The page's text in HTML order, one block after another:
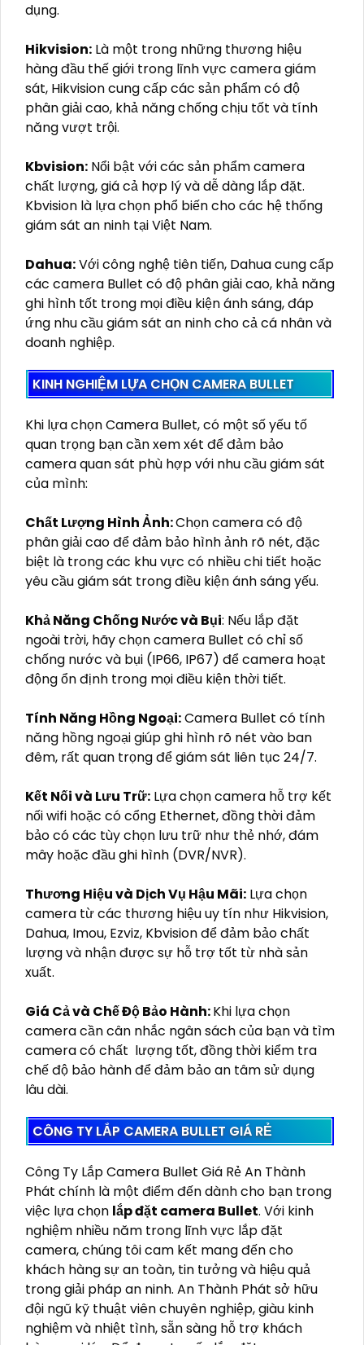
Kbvision và Dahua.
Imou:Là thương hiệu nổi bật với các camera
giám sát dễ sử dụng, chất lượng hình ảnh sắc
nét và tích hợp nhiều tính năng thông minh, phù
hợp cho cả gia đình và doanh nghiệp.
ninh thông minh với công nghệ hiện đại, hình ảnh
rõ nét và khả năng kết nối linh hoạt qua ứng
dụng di động, mang đến sự tiện lợi cho người sử
dụng.
Hikvision:Là một trong những thương hiệu
hàng đầu thế giới trong lĩnh vực camera giám
sát, Hikvision cung cấp các sản phẩm có độ
phân giải cao, khả năng chống chịu tốt và tính
năng vượt trội.
Kbvision:Nổi bật với các sản phẩm camera
chất lượng, giá cả hợp lý và dễ dàng lắp đặt.
Kbvision là lựa chọn phổ biến cho các hệ thống
giám sát an ninh tại Việt Nam.
Dahua:Với công nghệ tiên tiến, Dahua cung cấp
ghi hình tốt trong mọi điều kiện ánh sáng, đáp
ứng nhu cầu giám sát an ninh cho cả cá nhân và
doanh nghiệp.
Khi lựa chọn Camera Bullet, có một số yếu tố
quan trọng bạn cần xem xét để đảm bảo
camera quan sát phù hợp với nhu cầu giám sát
Chất Lượng Hình Ảnh:Chọn camera có độ
phân giải cao để đảm bảo hình ảnh rõ nét, đặc
yêu cầu giám sát trong điều kiện ánh sáng yếu.
Khả Năng Chống Nước và Bụi: Nếu lắp đặt
ngoài trời, hãy chọn camera Bullet có chỉ số
động ổn định trong mọi điều kiện thời tiết.
Tính Năng Hồng Ngoại:Camera Bullet có tính
năng hồng ngoại giúp ghi hình rõ nét vào ban
đêm, rất quan trọng để giám sát liên tục 24/7.
Kết Nối và Lưu Trữ:Lựa chọn camera hỗ trợ kết
nối wifi hoặc có cổng Ethernet, đồng thời đảm
bảo có các tùy chọn lưu trữ như thẻ nhớ, đám
mây hoặc đầu ghi hình (DVR/NVR).
camera từ các thương hiệu uy tín như Hikvision,
Dahua, Imou, Ezviz, Kbvision để đảm bảo chất
lượng và nhận được sự hỗ trợ tốt từ nhà sản
xuất.
Giá Cả và Chế Độ Bảo Hành:Khi lựa chọn
camera cần cân nhắc ngân sách của bạn và tìm
camera có chất lượng tốt, đồng thời kiểm tra
chế độ bảo hành để đảm bảo an tâm sử dụng
lâu dài.